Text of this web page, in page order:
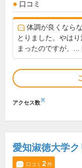
口コミ
体調が良くなら
とりました。やは
まったのですが、...
アクセス数※
愛知淑徳大学ク
口コミ 2件